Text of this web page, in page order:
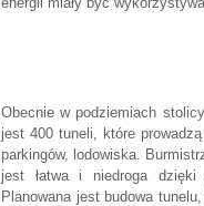
Obecnie w podziemiach
jest 400 tuneli, które
parkingów, lodowiska.
jest łatwa i niedroga dzięki
Planowana jest budowa